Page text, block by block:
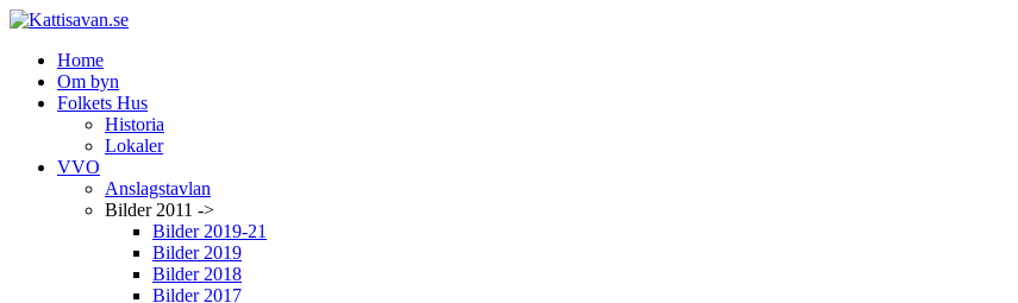
Home
Om byn
Folkets Hus
Historia
Lokaler
VVO
Anslagstavlan
Bilder 2011 ->
Bilder 2019-21
Bilder 2019
Bilder 2018
Bilder 2017